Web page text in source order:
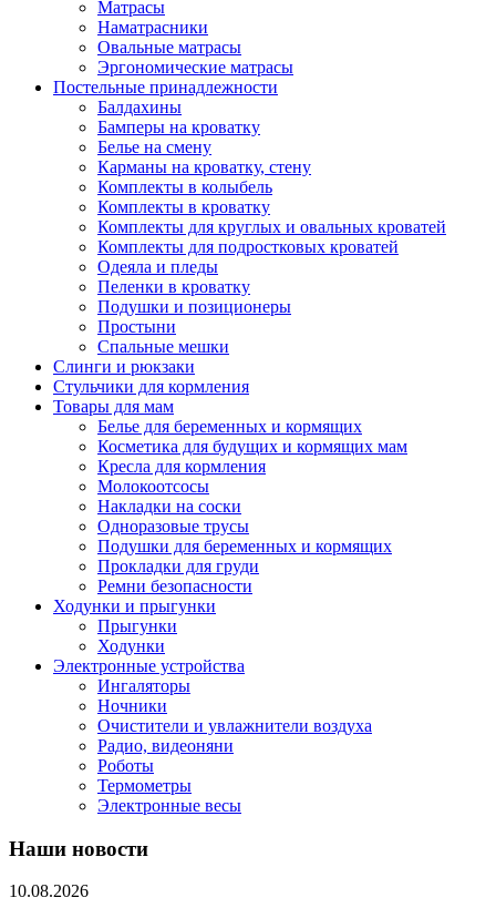
Матрасы
Наматрасники
Овальные матрасы
Эргономические матрасы
Постельные принадлежности
Балдахины
Бамперы на кроватку
Белье на смену
Карманы на кроватку, стену
Комплекты в колыбель
Комплекты в кроватку
Комплекты для круглых и овальных кроватей
Комплекты для подростковых кроватей
Одеяла и пледы
Пеленки в кроватку
Подушки и позиционеры
Простыни
Спальные мешки
Слинги и рюкзаки
Стульчики для кормления
Товары для мам
Белье для беременных и кормящих
Косметика для будущих и кормящих мам
Кресла для кормления
Молокоотсосы
Накладки на соски
Одноразовые трусы
Подушки для беременных и кормящих
Прокладки для груди
Ремни безопасности
Ходунки и прыгунки
Прыгунки
Ходунки
Электронные устройства
Ингаляторы
Ночники
Очистители и увлажнители воздуха
Радио, видеоняни
Роботы
Термометры
Электронные весы
Наши новости
10.08.2026